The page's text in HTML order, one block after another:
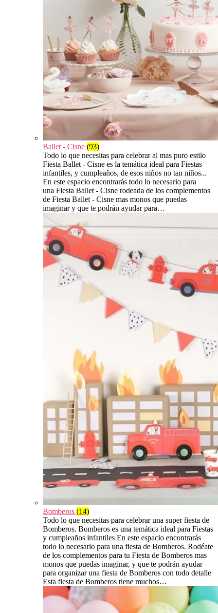
Ballet - Cisne (93)
Todo lo que necesitas para celebrar al mas puro estilo
Fiesta Ballet - Cisne es la temática ideal para Fiestas
infantiles, y cumpleaños, de esos niños no tan niños...
En este espacio encontrarás todo lo necesario para
una Fiesta Ballet - Cisne rodeada de los complementos
de Fiesta Ballet - Cisne mas monos que puedas
imaginar y que te podrán ayudar para…
Bomberos (14)
Todo lo que necesitas para celebrar una super fiesta de
Bomberos. Bomberos es una temática ideal para Fiestas
y cumpleaños infantiles En este espacio encontrarás
todo lo necesario para una fiesta de Bomberos. Rodéate
de los complementos para tu Fiesta de Bomberos mas
monos que puedas imaginar, y que te podrán ayudar
para organizar una fiesta de Bomberos con todo detalle
Esta fiesta de Bomberos tiene muchos…